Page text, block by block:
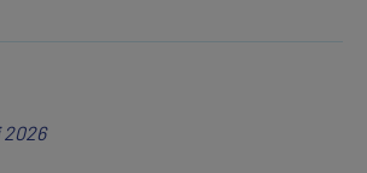
2026